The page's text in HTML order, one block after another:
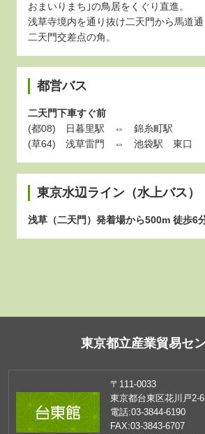
おまいりまち｣の鳥居をくぐり直進。
浅草寺境内を通り抜け二天門から馬道通
二天門交差点の角。
都営バス
二天門下車すぐ前
(都08) 日暮里駅 ⇔ 錦糸町駅
(草64) 浅草雷門 ⇔ 池袋駅 東口
東京水辺ライン（水上バス）
浅草（二天門）発着場から500m 徒歩6
東京都立産業貿易セ
〒111-0033
東京都台東区花川戸2-
電話:03-3844-6190
FAX:03-3843-6707